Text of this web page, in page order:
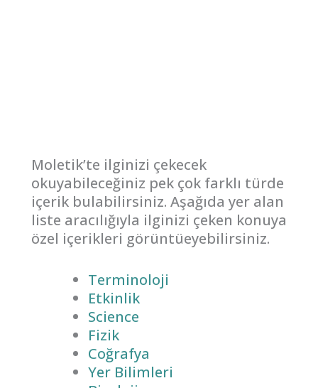
Moletik’te ilginizi çekecek
okuyabileceğiniz pek çok farklı türde
içerik bulabilirsiniz. Aşağıda yer alan
liste aracılığıyla ilginizi çeken konuya
özel içerikleri görüntüeyebilirsiniz.
Terminoloji
Etkinlik
Science
Fizik
Coğrafya
Yer Bilimleri